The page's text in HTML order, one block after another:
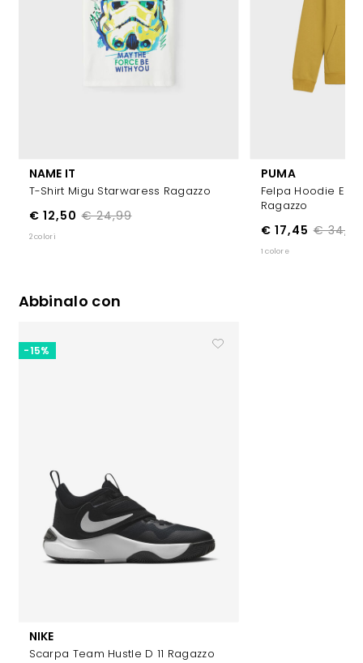
NAME IT
T-Shirt Migu Starwaress Ragazzo
€ 24,99
€ 12,50
2 colori
PUMA
Felpa Hoodie
Ragazzo
€ 34,99
€ 17,45
1 colore
Abbinalo con
NIKE
Scarpa Team Hustle D 11 Ragazzo
-15%